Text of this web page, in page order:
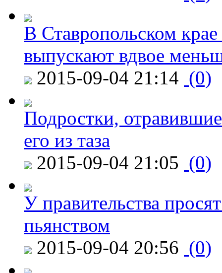
В Ставропольском
выпускают вдвое
2015-09-04 21:14 (0)
Подростки,
его из таза
2015-09-04 21:05 (0)
У правительства
пьянством
2015-09-04 20:56 (0)